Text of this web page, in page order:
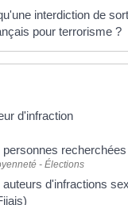
interdiction de
pour terrorisme ?
d'infraction
personnes
- Élections
auteurs d'infractions